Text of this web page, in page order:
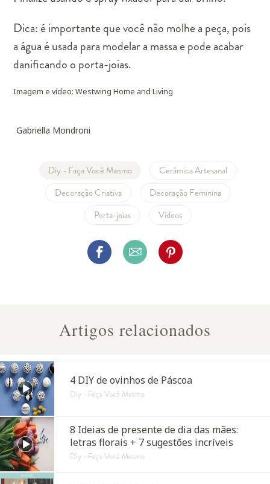
Dica: é importante que você não molhe a peça, pois
a água é usada para modelar a massa e pode acabar
danificando o porta-joias.
Imagem e vídeo: Westwing Home and Living
Gabriella Mondroni
Diy - Faça Você Mesmo
Cerâmica Artesanal
Decoração Criativa
Decoração Feminina
Porta-joias
Vídeos
Artigos relacionados
4 DIY de ovinhos de Páscoa
Diy - Faça Você Mesmo
8 Ideias de presente de dia das mães:
letras florais + 7 sugestões incríveis
Diy - Faça Você Mesmo